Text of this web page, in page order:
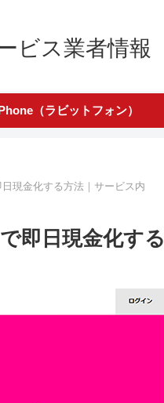
ビス業者情報
（ラビットフォン）
現金化する方法｜サービス内
即日現金化する